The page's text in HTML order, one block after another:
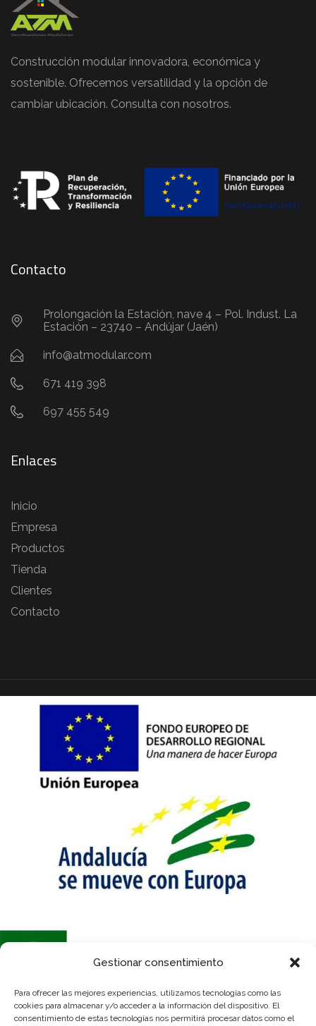
Gestionar consentimiento
Para ofrecer las mejores experiencias, utilizamos tecnologías como las
cookies para almacenar y/o acceder a la información del dispositivo. El
consentimiento de estas tecnologías nos permitirá procesar datos como el
Construcción modular innovadora, económica y
sostenible. Ofrecemos versatilidad y la opción de
cambiar ubicación. Consulta con nosotros.
Contacto
Prolongación la Estación, nave 4 – Pol. Indust. La
Estación – 23740 – Andújar (Jaén)
info@atmodular.com
671 419 398
697 455 549
Enlaces
Inicio
Empresa
Productos
Tienda
Clientes
Contacto
Se ha recibido un incentivo de la Agencia de Innovación y Desarrollo de
Andalucía IDEA, de la Junta de Andalucía, por un importe de 54.600€,